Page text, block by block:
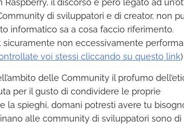
il discorso è però legato ad
di sviluppatori e di creator, non
informatico sa a cosa faccio riferimento.
non eccessivamente
voi stessi cliccando su questo link)
delle Community il profumo
per il gusto di condividere le proprie
la spieghi, domani potresti avere tu
alle community di sviluppatori sono di